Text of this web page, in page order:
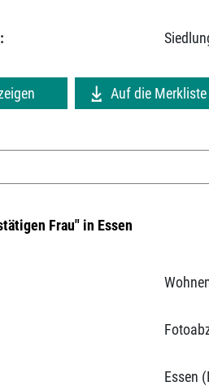
Auf die Merkliste
Frau" in Essen
Essen